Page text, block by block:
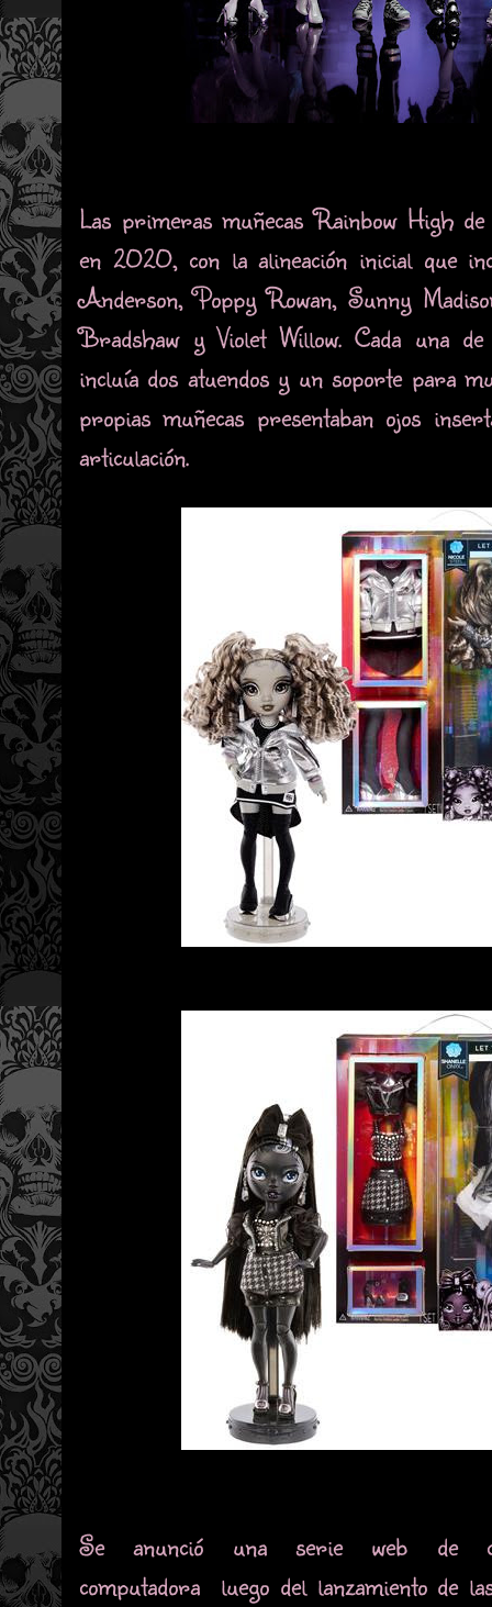
Las primeras muñecas Rainbow High de
en 2020, con la alineación inicial que
Anderson, Poppy Rowan, Sunny
Bradshaw y Violet Willow. Cada una
incluía dos atuendos y un soporte para
propias muñecas presentaban ojos
articulación.
Se anunció una serie web de
computadora luego del lanzamiento de